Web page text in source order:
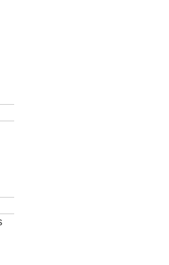
SEO?
digital de tu empresa y para
para
Guías de